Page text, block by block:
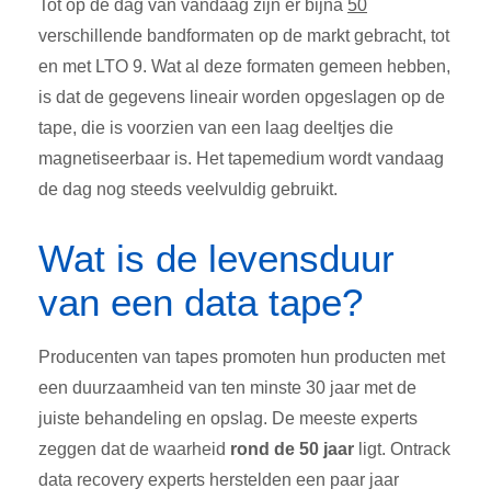
Tot op de dag van vandaag zijn er bijna 50
verschillende bandformaten op de markt gebracht, tot
en met LTO 9. Wat al deze formaten gemeen hebben,
is dat de gegevens lineair worden opgeslagen op de
tape, die is voorzien van een laag deeltjes die
magnetiseerbaar is. Het tapemedium wordt vandaag
de dag nog steeds veelvuldig gebruikt.
Wat is de levensduur
van een data tape?
Producenten van tapes promoten hun producten met
een duurzaamheid van ten minste 30 jaar met de
juiste behandeling en opslag. De meeste experts
zeggen dat de waarheid rond de 50 jaar ligt. Ontrack
data recovery experts herstelden een paar jaar